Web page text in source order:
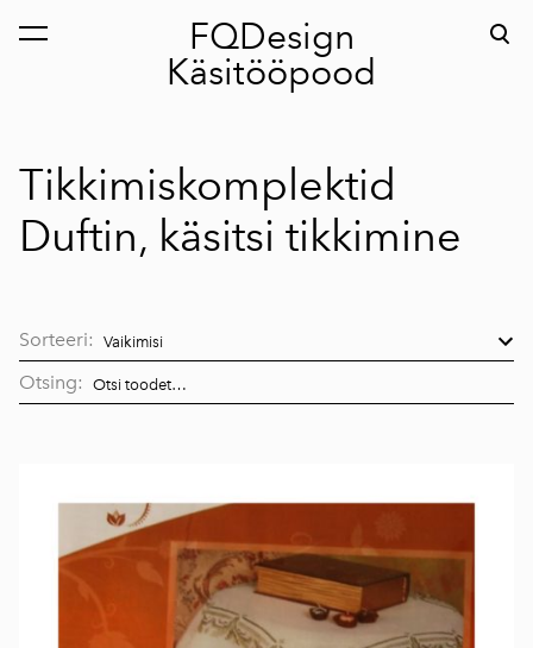
FQDesign
Käsitööpood
lisati ostukorvi. Vaata ostukorvi
Tikkimiskomplektid
Duftin, käsitsi tikkimine
Sorteeri:
Otsing: